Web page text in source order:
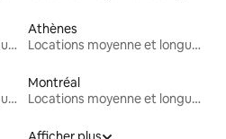
Locations moyenne et longue durée
Athènes
Locations moyenne et longue durée
Locations moyenne et longue durée
Montréal
Locations moyenne et longue durée